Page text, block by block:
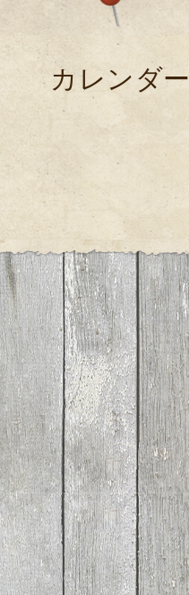
カレンダ